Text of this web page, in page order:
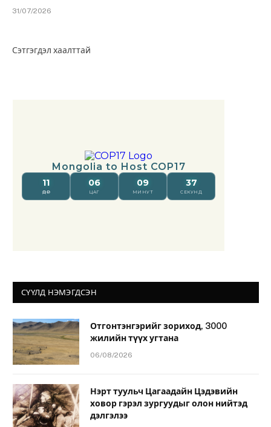
31/07/2026
Сэтгэгдэл хаалттай
СҮҮЛД НЭМЭГДСЭН
Отгонтэнгэрийг зориход, 3000
жилийн түүх угтана
06/08/2026
Нэрт туульч Цагаадайн Цэдэвийн
ховор гэрэл зургуудыг олон нийтэд
дэлгэлээ